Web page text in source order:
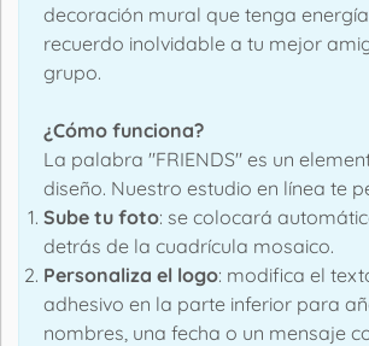
decoración mural que tenga
recuerdo inolvidable a tu mejor
grupo.
¿Cómo funciona?
La palabra "FRIENDS" es un
diseño. Nuestro estudio en línea te
Sube tu foto: se colocará
detrás de la cuadrícula mosaico.
Personaliza el logo: modifica el
adhesivo en la parte inferior para
nombres, una fecha o un mensaje